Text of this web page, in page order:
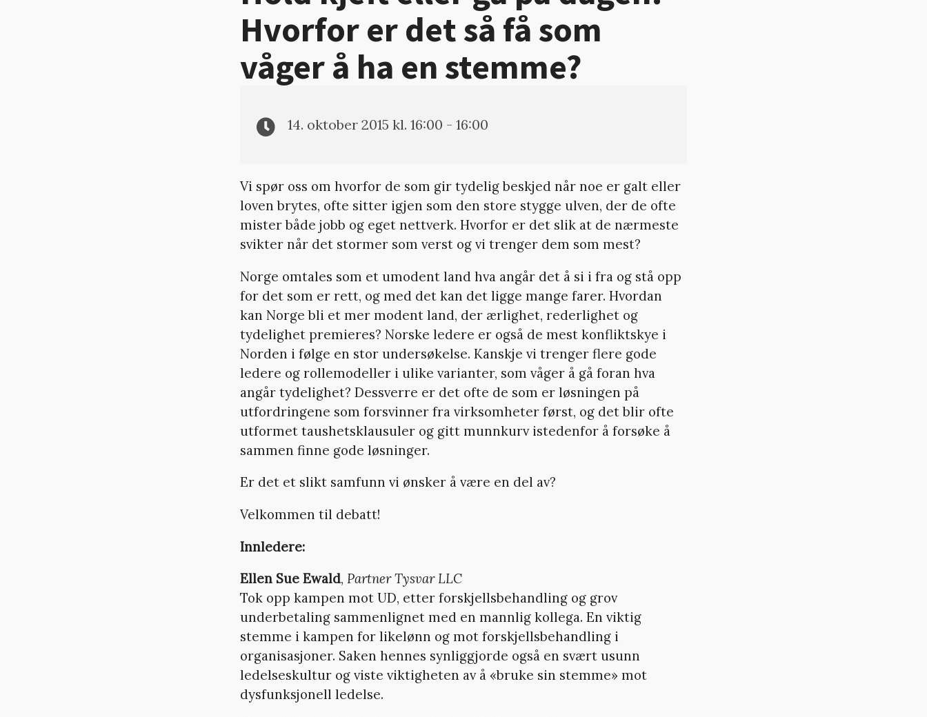
Hvorfor er det så få som
våger å ha en stemme?
14. oktober 2015 kl. 16:00 - 16:00
Vi spør oss om hvorfor de som gir tydelig beskjed når noe er galt eller
loven brytes, ofte sitter igjen som den store stygge ulven, der de ofte
mister både jobb og eget nettverk. Hvorfor er det slik at de nærmeste
svikter når det stormer som verst og vi trenger dem som mest?
Norge omtales som et umodent land hva angår det å si i fra og stå opp
for det som er rett, og med det kan det ligge mange farer. Hvordan
kan Norge bli et mer modent land, der ærlighet, rederlighet og
tydelighet premieres? Norske ledere er også de mest konfliktskye i
Norden i følge en stor undersøkelse. Kanskje vi trenger flere gode
ledere og rollemodeller i ulike varianter, som våger å gå foran hva
angår tydelighet? Dessverre er det ofte de som er løsningen på
utfordringene som forsvinner fra virksomheter først, og det blir ofte
utformet taushetsklausuler og gitt munnkurv istedenfor å forsøke å
sammen finne gode løsninger.
Er det et slikt samfunn vi ønsker å være en del av?
Velkommen til debatt!
Innledere:
Ellen Sue Ewald, Partner Tysvar LLC
Tok opp kampen mot UD, etter forskjellsbehandling og grov
underbetaling sammenlignet med en mannlig kollega. En viktig
stemme i kampen for likelønn og mot forskjellsbehandling i
organisasjoner. Saken hennes synliggjorde også en svært usunn
ledelseskultur og viste viktigheten av å «bruke sin stemme» mot
dysfunksjonell ledelse.